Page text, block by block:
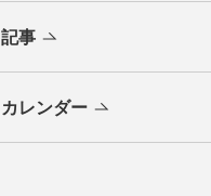
記事
カレンダー